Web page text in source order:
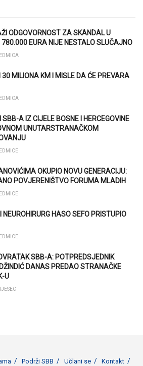
ODGOVORNOST ZA SKANDAL U
780.000 EURA NIJE NESTALO SLUČAJNO
30 MILIONA KM I MISLE DA ĆE PREVARA
SBB-A IZ CIJELE BOSNE I HERCEGOVINE
UNUTARSTRANAČKOM
OKUPIO NOVU GENERACIJU:
POVJERENIŠTVO FORUMA MLADIH
NEUROHIRURG HASO SEFO PRISTUPIO
SBB-A: POTPREDSJEDNIK
DANAS PREDAO STRANAČKE
U
Podrži SBB Učlani se Kontakt